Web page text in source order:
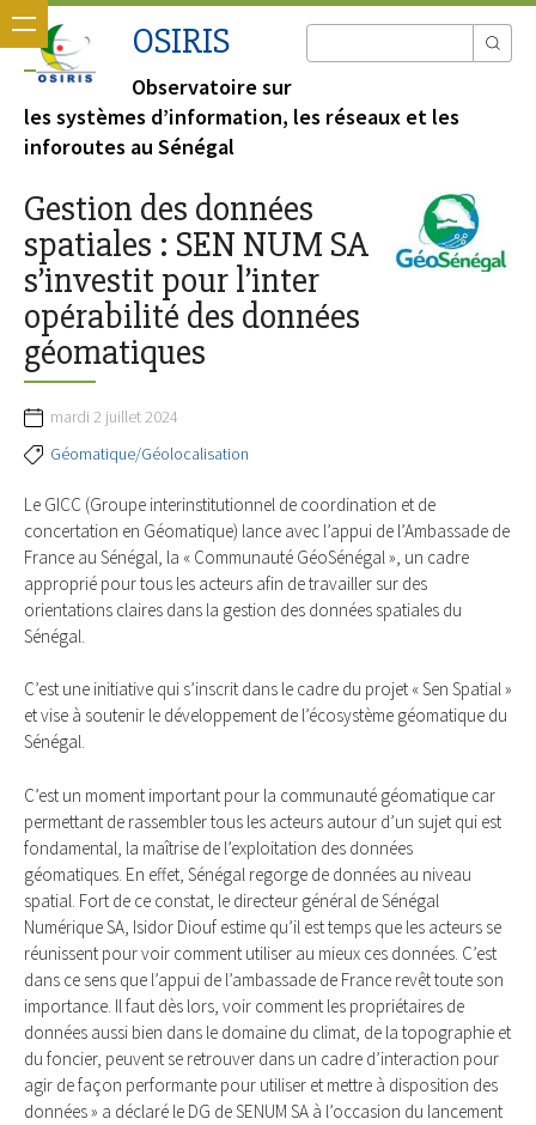
OSIRIS
Observatoire sur
les systèmes d’information, les réseaux et les
inforoutes au Sénégal
Gestion des données
spatiales : SEN NUM SA
s’investit pour l’inter
opérabilité des données
géomatiques
mardi 2 juillet 2024
Géomatique/Géolocalisation
Le GICC (Groupe interinstitutionnel de coordination et de
concertation en Géomatique) lance avec l’appui de l’Ambassade de
France au Sénégal, la « Communauté GéoSénégal », un cadre
approprié pour tous les acteurs afin de travailler sur des
orientations claires dans la gestion des données spatiales du
Sénégal.
C’est une initiative qui s’inscrit dans le cadre du projet « Sen Spatial »
et vise à soutenir le développement de l’écosystème géomatique du
Sénégal.
C’est un moment important pour la communauté géomatique car
permettant de rassembler tous les acteurs autour d’un sujet qui est
fondamental, la maîtrise de l’exploitation des données
géomatiques. En effet, Sénégal regorge de données au niveau
spatial. Fort de ce constat, le directeur général de Sénégal
Numérique SA, Isidor Diouf estime qu’il est temps que les acteurs se
réunissent pour voir comment utiliser au mieux ces données. C’est
dans ce sens que l’appui de l’ambassade de France revêt toute son
importance. Il faut dès lors, voir comment les propriétaires de
données aussi bien dans le domaine du climat, de la topographie et
du foncier, peuvent se retrouver dans un cadre d’interaction pour
agir de façon performante pour utiliser et mettre à disposition des
données » a déclaré le DG de SENUM SA à l’occasion du lancement